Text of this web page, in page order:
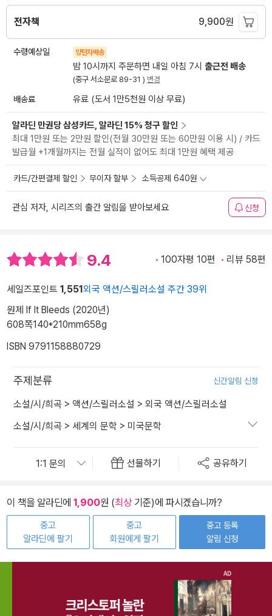
전자책 9,900원
수령예상일 양탄자배송
밤 10시까지 주문하면 내일 아침 7시 출근전 배송
(중구 서소문로 89-31 ) 변경
배송료 유료 (도서 1만5천원 이상 무료)
알라딘 만권당 삼성카드, 알라딘 15% 청구 할인
최대 1만원 또는 2만원 할인(전월 30만원 또는 60만원 이용 시) / 카드
발급월 +1개월까지는 전월 실적이 없어도 최대 1만원 혜택 제공
카드/간편결제 할인 무이자 할부 소득공제 640원
관심 저자, 시리즈의 출간 알림을 받아보세요 신청
9.4 100자평 10편 리뷰 58편
세일즈포인트 1,551외국 액션/스릴러소설 주간 39위
원제 If It Bleeds (2020년)
608쪽140*210mm658g
ISBN 9791158880729
주제분류 신간알림 신청
소설/시/희곡 > 액션/스릴러소설 > 외국 액션/스릴러소설
소설/시/희곡 > 세계의 문학 > 미국문학
선물하기 공유하기
이 책을 알라딘에 1,900원 (최상기준)에 파시겠습니까?
중고
알라딘에 팔기
중고
회원에게 팔기
중고 등록
알림 신청